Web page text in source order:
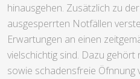
hinausgehen. Zusätzlich zu
ausgesperrten Notfällen
Erwartungen an einen
vielschichtig sind. Dazu
sowie schadensfreie Öfnnung